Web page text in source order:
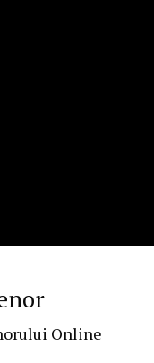
Online